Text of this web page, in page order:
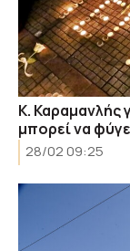
Κ. Καραμανλής
μπορεί να
28/02 09:25